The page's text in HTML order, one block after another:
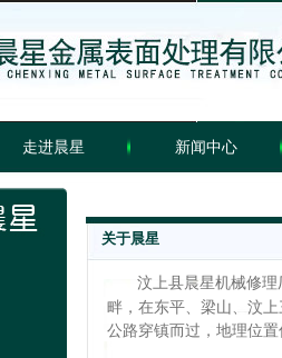
走进晨星 新闻中心
关于晨星
汶上县晨星机械修
畔，在东平、梁山、汶
公路穿镇而过，地理位置